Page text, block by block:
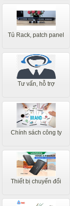
Tủ Rack, patch panel
Tư vấn, hỗ trợ
Chính sách công ty
Thiết bị chuyển đổi